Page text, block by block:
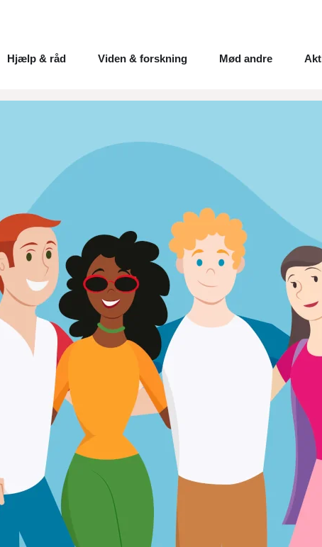
Hjælp & råd Viden & forskning Mød andre